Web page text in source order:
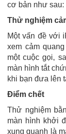
cơ bản như sau:
Thử nghiệm
Một vấn đề với
xem cảm
một cuộc gọi,
màn hình tắt
khi bạn đưa lên
Điểm chết
Thử nghiệm
màn hình khởi
xung quanh là